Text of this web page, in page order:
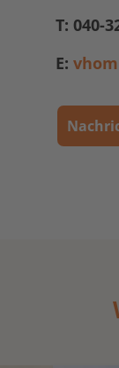
T: 040-
E: